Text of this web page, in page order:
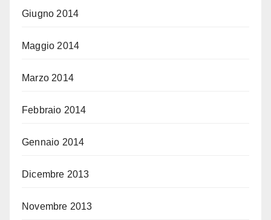
Giugno 2014
Maggio 2014
Marzo 2014
Febbraio 2014
Gennaio 2014
Dicembre 2013
Novembre 2013